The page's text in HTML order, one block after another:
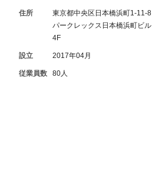
住所
東京都中央区日本橋浜町1-11-8
パークレックス日本橋浜町ビル
4F
設立 2017年04月
従業員数 80人